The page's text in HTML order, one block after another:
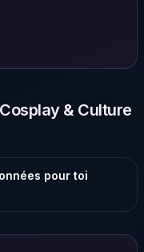
& Culture
pour toi